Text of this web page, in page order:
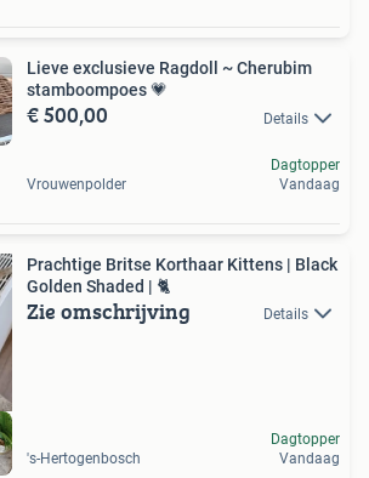
Lieve exclusieve Ragdoll ~ Cherubim
stamboompoes 💗
€ 500,00 Details
Vrouwenpolder
Dagtopper
Vandaag
Prachtige Britse Korthaar Kittens | Black
Golden Shaded | 🐈
Zie omschrijving Details
's-Hertogenbosch
Dagtopper
Vandaag